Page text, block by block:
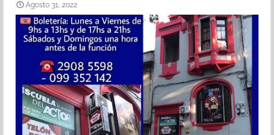
Agosto 31, 2022